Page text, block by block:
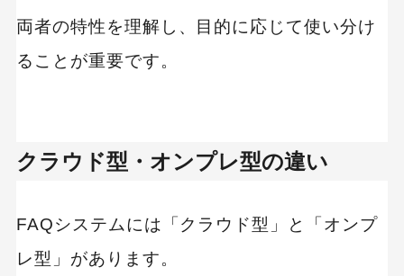
両者の特性を理解し、目的に応じて使い分け
ることが重要です。
クラウド型・オンプレ型の違い
FAQシステムには「クラウド型」と「オンプ
レ型」があります。